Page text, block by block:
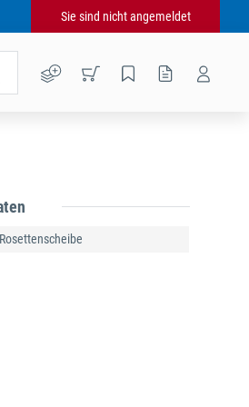
Sie sind nicht angemeldet
Rosettenscheibe